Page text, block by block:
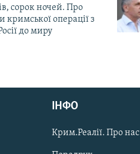
сорок ночей. Про
кримської операції з
до миру
ІНФО
Крим.Реалії. Про нас